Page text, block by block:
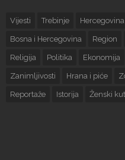
Vijesti Trebinje Hercegovina
Bosna i Hercegovina Region
Religija Politika Ekonomija
Zanimljivosti Hrana i piće
Reportaže Istorija Ženski